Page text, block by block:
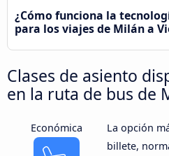
¿Cómo funciona la
para los viajes de Milán a
Clases de asiento
en la ruta de bus de
Económica
La opción
billete,